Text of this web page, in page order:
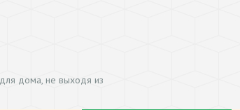
дома, не выходя из